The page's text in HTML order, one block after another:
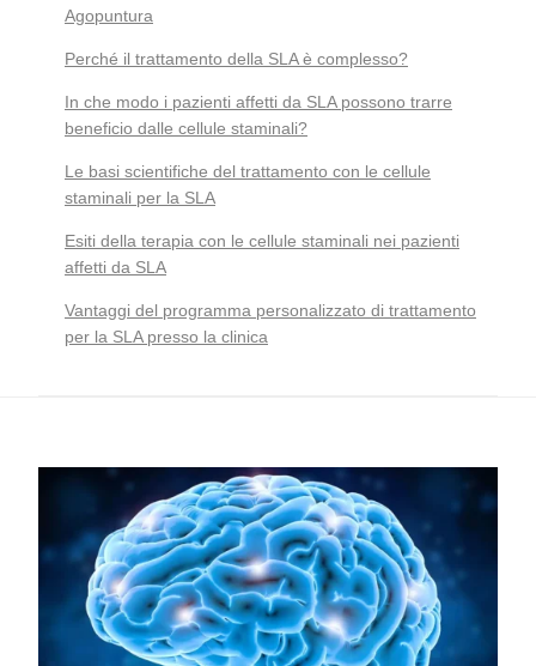
Agopuntura
Perché il trattamento della SLA è complesso?
In che modo i pazienti affetti da SLA possono trarre
beneficio dalle cellule staminali?
Le basi scientifiche del trattamento con le cellule
staminali per la SLA
Esiti della terapia con le cellule staminali nei pazienti
affetti da SLA
Vantaggi del programma personalizzato di trattamento
per la SLA presso la clinica